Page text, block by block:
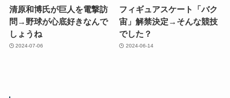
清原和博氏が巨人を電撃訪
問→野球が心底好きなんで
しょうね
2024-07-06
フィギュアスケート「バク
宙」解禁決定→そんな競技
でした？
2024-06-14